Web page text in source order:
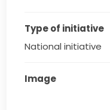
Type of initiative
National initiative
Image